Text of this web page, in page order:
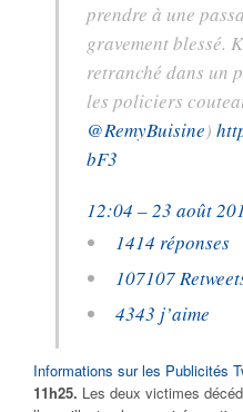
prendre à une
gravement blessé.
retranché dans un
les policiers
@RemyBuisine)
bF3
12:04 – 23 août
1414 réponses
107107
4343 j’aime
Informations sur les Publicités
11h25. Les deux victimes